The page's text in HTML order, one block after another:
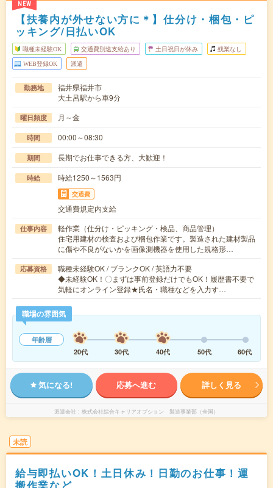
NEW
【扶養内が外せない方に＊】仕分け・梱包・ピ
ッキング/日払いOK
職種未経験OK 交通費別途支給あり 土日祝日が休み 残業なし
WEB登録OK 派遣
勤務地
福井県福井市
大土呂駅から車9分
曜日頻度 月～金
時間 00:00～08:30
期間 長期でお仕事できる方、大歓迎！
時給 時給1250～1563円
交通費
交通費規定内支給
仕事内容
軽作業（仕分け・ピッキング・検品、商品管理）
住宅用建材の検査および梱包作業です。製造された建材製品
に傷や不良がないかを画像測機器を使用した規格形…
応募資格
職種未経験OK / ブランクOK / 英語力不要
◆未経験OK！〇まずは事前登録だけでもOK！履歴書不要で
気軽にオンライン登録★氏名・職種などを入力す…
職場の雰囲気
年齢層
20代
30代 40代 50代 60代
気になる! 応募へ進む 詳しく見る
派遣会社 株式会社綜合キャリアオプション 製造事業部（全国）
未読
給与即払いOK！土日休み！日勤のお仕事！運
搬作業など